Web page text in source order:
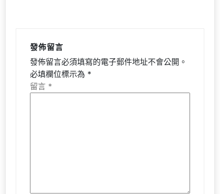
發佈留言
發佈留言必須填寫的電子郵件地址不會公開。
必填欄位標示為 *
留言 *